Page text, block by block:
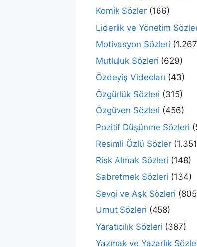
Komik Sözler (166)
Liderlik ve Yönetim
Motivasyon Sözleri
Mutluluk Sözleri (629)
Özdeyiş Videoları (43)
Özgürlük Sözleri (315)
Özgüven Sözleri (456)
Pozitif Düşünme Sözleri
Resimli Özlü Sözler
Risk Almak Sözleri (148)
Sabretmek Sözleri (134)
Sevgi ve Aşk Sözleri
Umut Sözleri (458)
Yaratıcılık Sözleri (387)
Yazmak ve Yazarlık